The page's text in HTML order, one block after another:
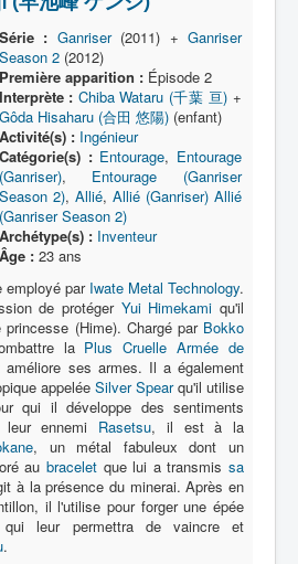
Série : Ganriser(2011) + Ganriser
Season 2(2012)
Première apparition :Épisode 2
Interprète : Chiba Wataru (千葉 亘) +
Gôda Hisaharu (合田 悠陽)(enfant)
Activité(s) : Ingénieur
Catégorie(s) : Entourage, Entourage
(Ganriser), Entourage (Ganriser
Season 2), Allié, Allié (Ganriser) Allié
(Ganriser Season 2)
Archétype(s) : Inventeur
Âge :23 ans
employé par Iwate Metal Technology.
de protéger Yui Himekami qu'il
(Hime). Chargé par Bokko
la Plus Cruelle Armée de
ses armes. Il a également
appelée Silver Spearqu'il utilise
qui il développe des sentiments
leur ennemi Rasetsu, il est à la
, un métal fabuleux dont un
au bracelet que lui a transmis sa
à la présence du minerai. Après en
il l'utilise pour forger une épée
qui leur permettra de vaincre et
.